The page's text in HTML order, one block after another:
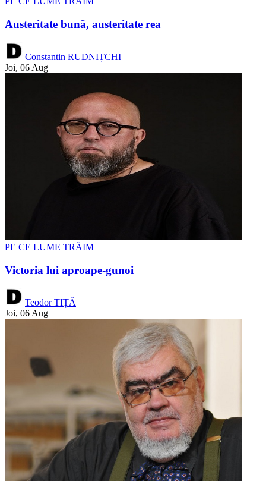
Austeritate bună, austeritate rea
Constantin RUDNIȚCHI
Joi, 06 Aug
PE CE LUME TRĂIM
Victoria lui aproape-gunoi
Teodor TIȚĂ
Joi, 06 Aug